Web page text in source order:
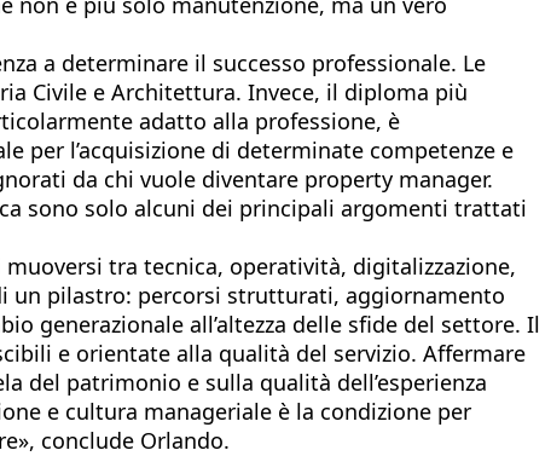
a determinare il successo professionale. Le
Civile e Architettura. Invece, il diploma più
adatto alla professione, è
per l’acquisizione di determinate competenze e
da chi vuole diventare property manager.
sono solo alcuni dei principali argomenti trattati
tra tecnica, operatività, digitalizzazione,
un pilastro: percorsi strutturati, aggiornamento
generazionale all’altezza delle sfide del settore. Il
e orientate alla qualità del servizio. Affermare
del patrimonio e sulla qualità dell’esperienza
e cultura manageriale è la condizione per
conclude Orlando.